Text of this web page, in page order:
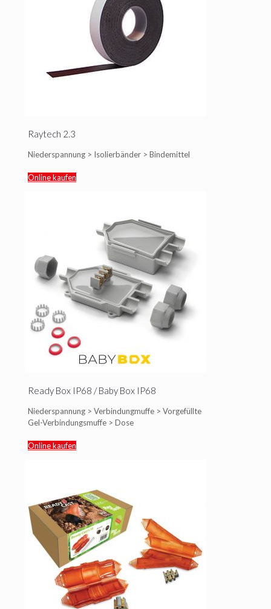
Raytech 2.3
Niederspannung > Isolierbänder > Bindemittel
Online kaufen
Ready Box IP68 / Baby Box IP68
Niederspannung > Verbindungmuffe > Vorgefüllte
Gel-Verbindungsmuffe > Dose
Online kaufen